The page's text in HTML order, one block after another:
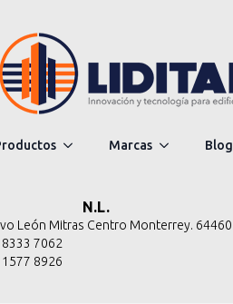
Marcas Blog
N.L.
León Mitras Centro Monterrey. 64460
8333 7062
1577 8926